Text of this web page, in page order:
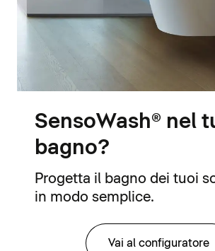
SensoWash® nel
bagno?
Progetta il bagno dei tuoi
in modo semplice.
Vai al configuratore